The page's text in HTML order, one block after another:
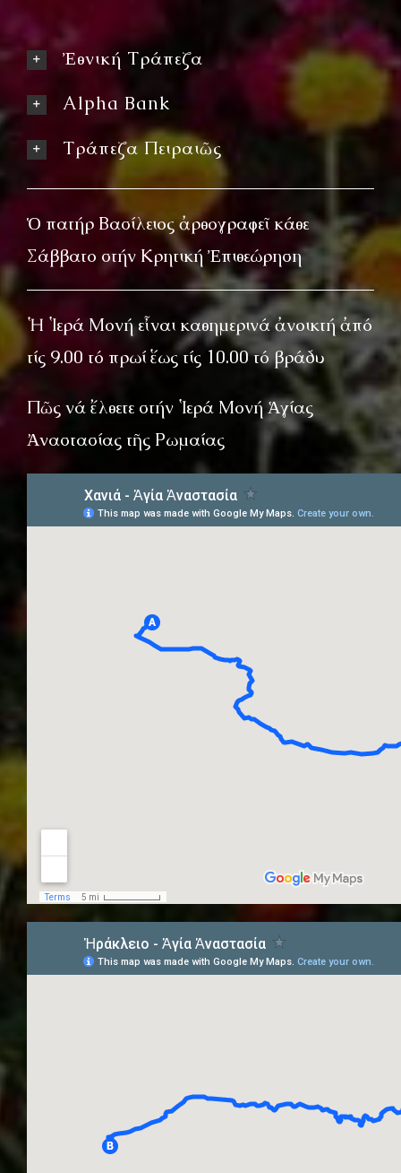
Ἐθνική Τράπεζα
Alpha Bank
Τράπεζα Πειραιῶς
Ὁ πατήρ Βασίλειος ἀρθογραφεῖ κάθε
Σάββατο στήν Κρητική Ἐπιθεώρηση
Ἡ Ἱερά Μονή εἶναι καθημερινά ἀνοικτή ἀπό
τίς 9.00 τό πρωί ἕως τίς 10.00 τό βράδυ
Πῶς νά ἔλθετε στήν Ἱερά Μονή Ἁγίας
Ἀναστασίας τῆς Ρωμαίας